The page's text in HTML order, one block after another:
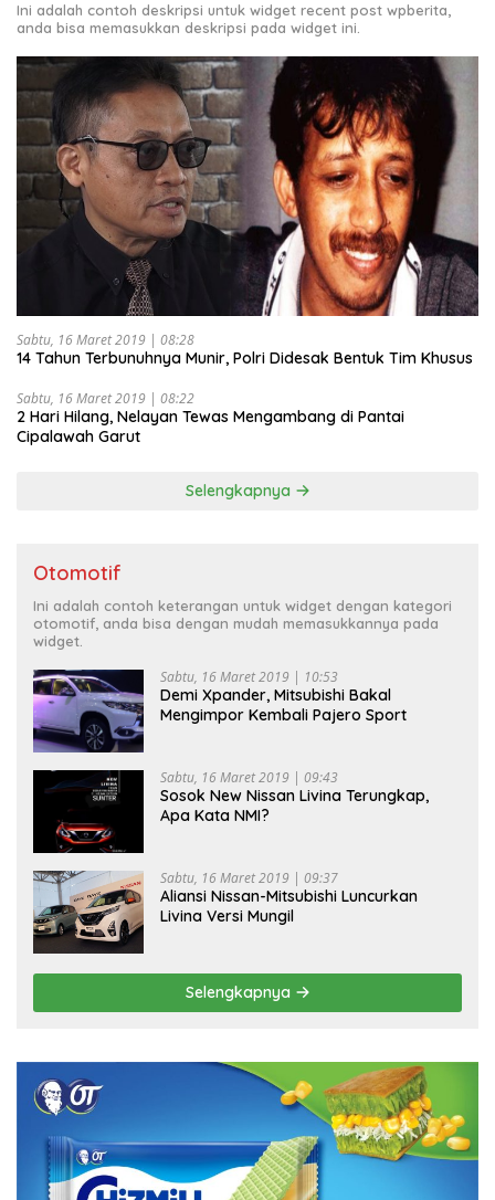
Ini adalah contoh deskripsi untuk widget recent post wpberita,
anda bisa memasukkan deskripsi pada widget ini.
Sabtu, 16 Maret 2019 | 08:28
14 Tahun Terbunuhnya Munir, Polri Didesak Bentuk Tim Khusus
Sabtu, 16 Maret 2019 | 08:22
2 Hari Hilang, Nelayan Tewas Mengambang di Pantai
Cipalawah Garut
Selengkapnya
Otomotif
Ini adalah contoh keterangan untuk widget dengan kategori
otomotif, anda bisa dengan mudah memasukkannya pada
widget.
Sabtu, 16 Maret 2019 | 10:53
Demi Xpander, Mitsubishi Bakal
Mengimpor Kembali Pajero Sport
Sabtu, 16 Maret 2019 | 09:43
Sosok New Nissan Livina Terungkap,
Apa Kata NMI?
Sabtu, 16 Maret 2019 | 09:37
Aliansi Nissan-Mitsubishi Luncurkan
Livina Versi Mungil
Selengkapnya